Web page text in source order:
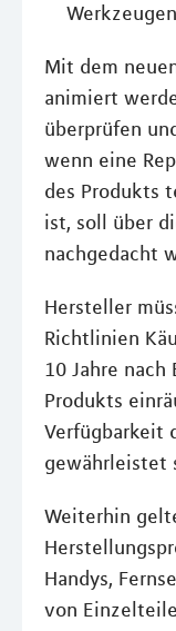
Mit dem
animiert
überprüfen
wenn eine
des Produkts
ist, soll über
nachgedacht
Hersteller
Richtlinien
10 Jahre
Produkts
Verfügbarkeit
gewährleistet
Weiterhin
Handys,
von